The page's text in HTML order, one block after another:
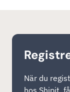
När du
hos Shipit,